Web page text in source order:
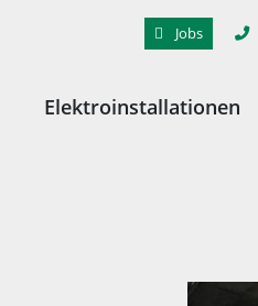
Jobs
Elektroinstallationen